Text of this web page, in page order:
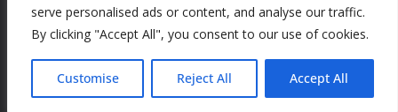
serve personalised ads or content, and analyse our traffic.
By clicking "Accept All", you consent to our use of cookies.
Customise Reject All Accept All
Theme:ColorMag by ThemeGrill. Powered byWordPress